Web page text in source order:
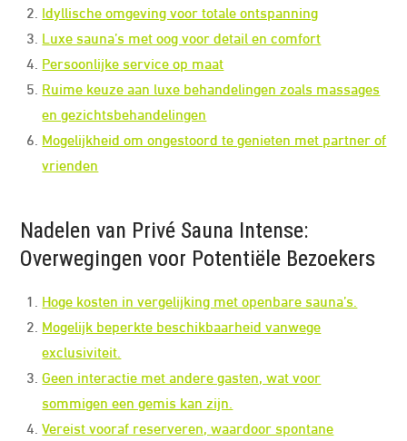
Idyllische omgeving voor totale ontspanning
Luxe sauna’s met oog voor detail en comfort
Persoonlijke service op maat
Ruime keuze aan luxe behandelingen zoals massages
en gezichtsbehandelingen
Mogelijkheid om ongestoord te genieten met partner of
vrienden
Nadelen van Privé Sauna Intense:
Overwegingen voor Potentiële Bezoekers
Hoge kosten in vergelijking met openbare sauna’s.
Mogelijk beperkte beschikbaarheid vanwege
exclusiviteit.
Geen interactie met andere gasten, wat voor
sommigen een gemis kan zijn.
Vereist vooraf reserveren, waardoor spontane